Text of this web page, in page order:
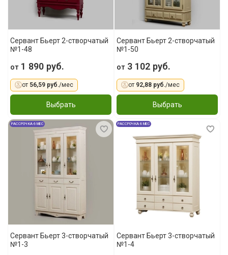
Сервант Бьерт 2-створчатый
№1-48
от1 890 руб.
от 56,59 руб./мес
Выбрать
Сервант Бьерт 2-створчатый
№1-50
от3 102 руб.
от 92,88 руб./мес
Выбрать
РАССРОЧКА 6 МЕС
Сервант Бьерт 3-створчатый
№1-3
РАССРОЧКА 6 МЕС
Сервант Бьерт 3-створчатый
№1-4